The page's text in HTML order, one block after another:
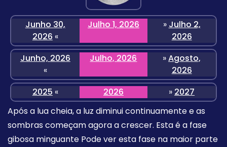
Junho 30,
2026 «
Julho 1, 2026 » Julho 2,
2026
Junho, 2026
«
Julho, 2026 »Agosto,
2026
2025 « 2026 » 2027
Após a lua cheia, a luz diminui continuamente e as
sombras começam agora a crescer. Esta é a fase
gibosa minguante Pode ver esta fase na maior parte